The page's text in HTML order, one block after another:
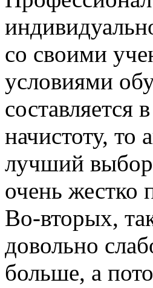
со своими
условиями
составляется
начистоту, то
лучший
очень жестко
Во-вторых,
довольно
больше, а